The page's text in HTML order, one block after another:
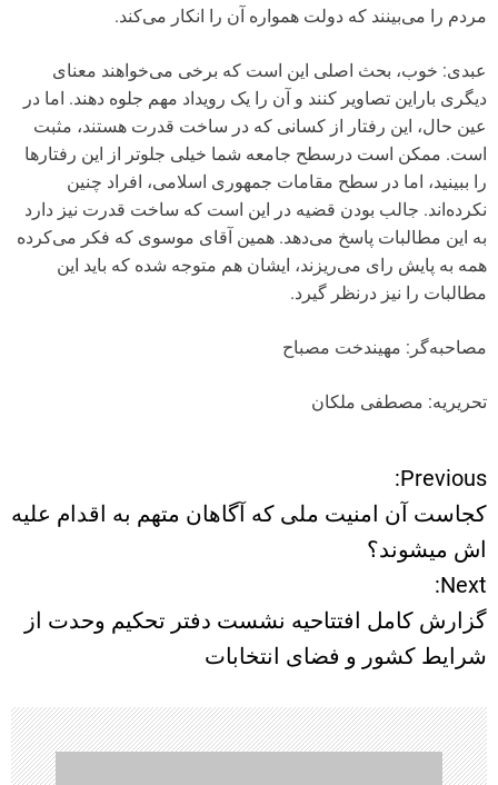
مردم را می‌بینند که دولت همواره آن را انکار می‌کند.
عبدی: خوب، بحث اصلی این است که برخی می‌خواهند معنای
دیگری باراین تصاویر کنند و آن را یک رویداد مهم جلوه دهند. اما در
عین حال، این رفتار از کسانی که در ساخت قدرت هستند، مثبت
است. ممکن است درسطح جامعه شما خیلی جلوتر از این رفتارها
را ببینید، اما در سطح مقامات جمهوری اسلامی، افراد چنین
نکرده‌اند. جالب بودن قضیه در این است که ساخت قدرت نیز دارد
به این مطالبات پاسخ می‌دهد. همین آقای موسوی که فکر می‌کرده
همه به پایش رای می‌‌‌‌‌‌ریزند، ایشان هم متوجه شده که باید این
مطالبات را نیز درنظر گیرد.
مصاحبه‌گر: مهیندخت مصباح
تحریریه: مصطفی ملکان
ر
ا
ه
ب
ر
ی
Previous:
کجاست آن امنیت ملی که آگاهان متهم به اقدام علیه
اش میشوند؟
Next:
گزارش کامل افتتاحیه نشست دفتر تحکیم وحدت از
شرایط کشور و فضای انتخابات